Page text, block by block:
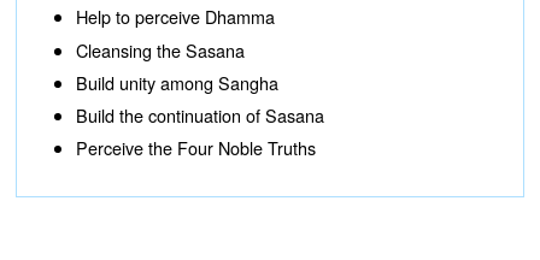
Help to perceive Dhamma
Cleansing the Sasana
Build unity among Sangha
Build the continuation of Sasana
Perceive the Four Noble Truths